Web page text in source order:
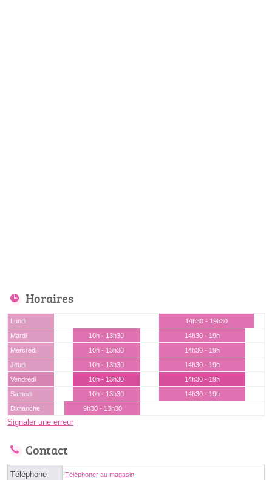
Horaires
Lundi
14h30 - 19h30
Mardi
10h - 13h30
14h30 - 19h
Mercredi
10h - 13h30
14h30 - 19h
Jeudi
10h - 13h30
14h30 - 19h
Vendredi
10h - 13h30
14h30 - 19h
Samedi
10h - 13h30
14h30 - 19h
Dimanche
9h30 - 13h30
Signaler une erreur
Contact
Téléphone Téléphoner au magasin